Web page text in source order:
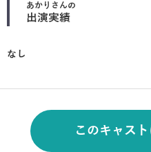
あかり さんの
出演実績
なし
このキャス